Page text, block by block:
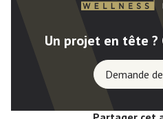
Un projet en tête ?
Demande